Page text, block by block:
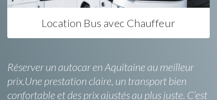
Location Bus avec Chauffeur
Réserver un autocar en Aquitaine au meilleur
prix.Une prestation claire, un transport bien
confortable et des prix ajustés au plus juste. C’est